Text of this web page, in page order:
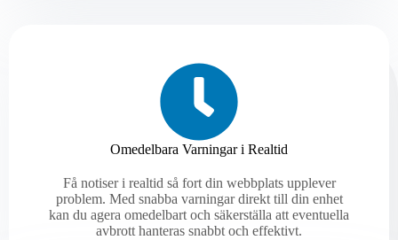
Omedelbara Varningar i Realtid
Få notiser i realtid så fort din webbplats upplever
problem. Med snabba varningar direkt till din enhet
kan du agera omedelbart och säkerställa att eventuella
avbrott hanteras snabbt och effektivt.